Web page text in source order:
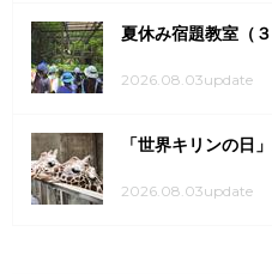
夏休み宿題教室（
2026.08.03update
「世界キリンの日
2026.08.03update